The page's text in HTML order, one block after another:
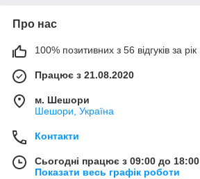
Про нас
100% позитивних з 56 відгуків за рік
Працює з 21.08.2020
м. Шешори
Шешори, Україна
Контакти
Сьогодні працює з 09:00 до 18:00
Показати весь графік роботи